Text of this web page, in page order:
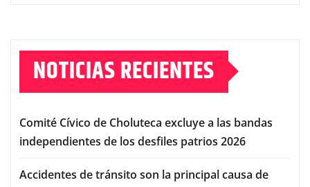
NOTICIAS RECIENTES
Comité Cívico de Choluteca excluye a las bandas
independientes de los desfiles patrios 2026
Accidentes de tránsito son la principal causa de